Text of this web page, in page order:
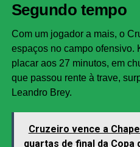
Segundo tempo
Com um jogador a mais, o
espaços no campo ofensivo.
placar aos 27 minutos, em
que passou rente à trave,
Leandro Brey.
Cruzeiro vence a
quartas de final da Copa